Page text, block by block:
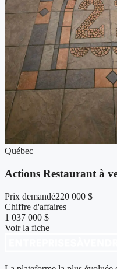
Québec
Actions Restaurant à
Prix demandé220 000 $
Chiffre d'affaires
1 037 000 $
Voir la fiche